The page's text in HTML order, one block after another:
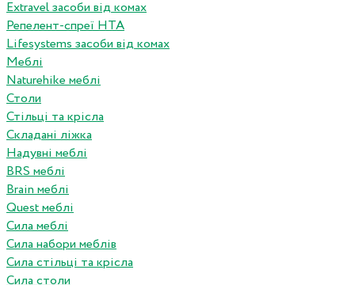
Extravel засоби від комах
Репелент-спреї HTA
Lifesystems засоби від комах
Меблі
Naturehike меблі
Столи
Стільці та крісла
Складані ліжка
Надувні меблі
BRS меблі
Brain меблі
Quest меблі
Сила меблі
Сила набори меблів
Сила стільці та крісла
Сила столи